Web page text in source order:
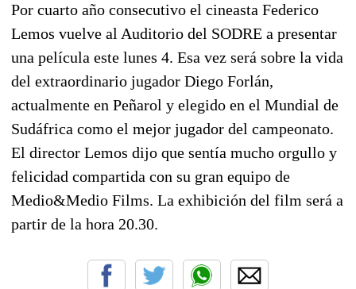
Por cuarto año consecutivo el cineasta Federico
Lemos vuelve al Auditorio del SODRE a presentar
una película este lunes 4. Esa vez será sobre la vida
del extraordinario jugador Diego Forlán,
actualmente en Peñarol y elegido en el Mundial de
Sudáfrica como el mejor jugador del campeonato.
El director Lemos dijo que sentía mucho orgullo y
felicidad compartida con su gran equipo de
Medio&Medio Films. La exhibición del film será a
partir de la hora 20.30.